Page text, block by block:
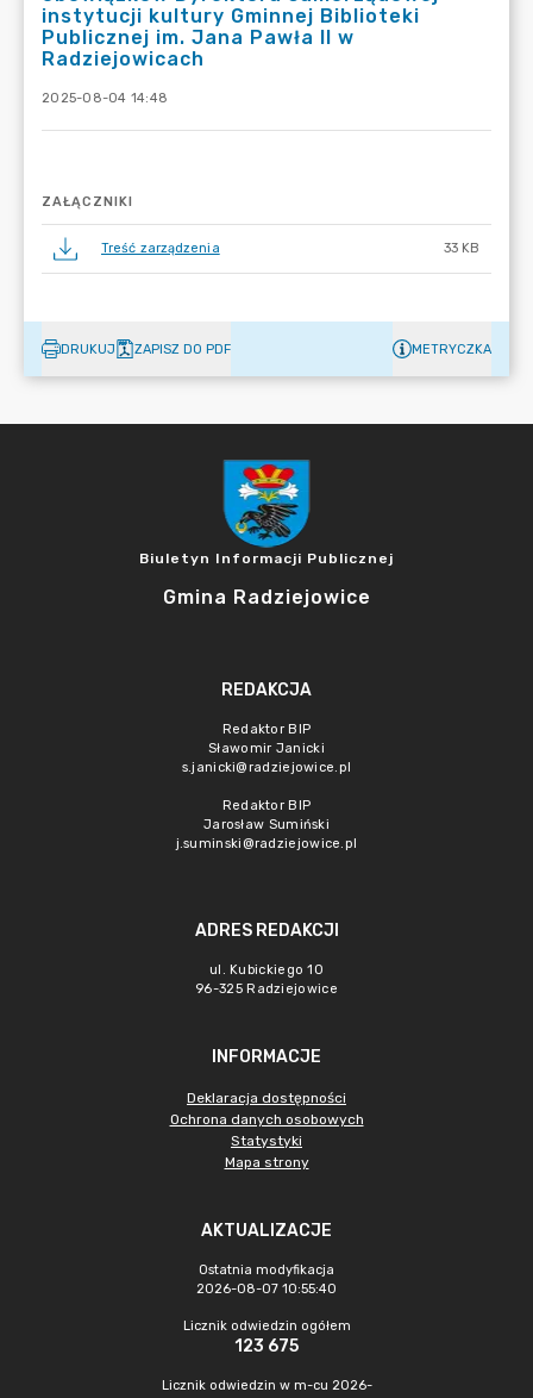
instytucji kultury Gminnej Biblioteki
Publicznej im. Jana Pawła II w
Radziejowicach
2025-08-04 14:48
ZAŁĄCZNIKI
Treść zarządzenia 33 KB
DRUKUJ ZAPISZ DO PDF METRYCZKA
Biuletyn Informacji Publicznej
Gmina Radziejowice
REDAKCJA
Redaktor BIP
Sławomir Janicki
s.janicki@radziejowice.pl
Redaktor BIP
Jarosław Sumiński
j.suminski@radziejowice.pl
ADRES REDAKCJI
ul. Kubickiego 10
96-325 Radziejowice
INFORMACJE
Deklaracja dostępności
Ochrona danych osobowych
Statystyki
Mapa strony
AKTUALIZACJE
Ostatnia modyfikacja
2026-08-07 10:55:40
Licznik odwiedzin ogółem
123 675
Licznik odwiedzin w m-cu 2026-